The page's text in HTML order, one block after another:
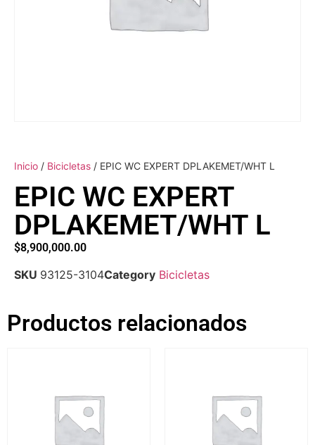
Inicio / Bicicletas / EPIC WC EXPERT DPLAKEMET/WHT L
EPIC WC EXPERT
DPLAKEMET/WHT L
$8,900,000.00
SKU 93125-3104Category Bicicletas
Productos relacionados